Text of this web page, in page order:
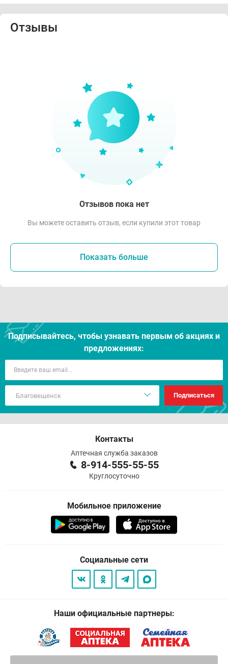
Отзывы
Отзывов пока нет
Вы можете оставить отзыв, если купили этот товар
Показать больше
Подписывайтесь, чтобы узнавать первым об акцияx и
предложениях:
Подписаться
Контакты
Аптечная служба заказов
8-914-555-55-55
Круглосуточно
Мобильное приложение
Социальные сети
Наши официальные партнеры: